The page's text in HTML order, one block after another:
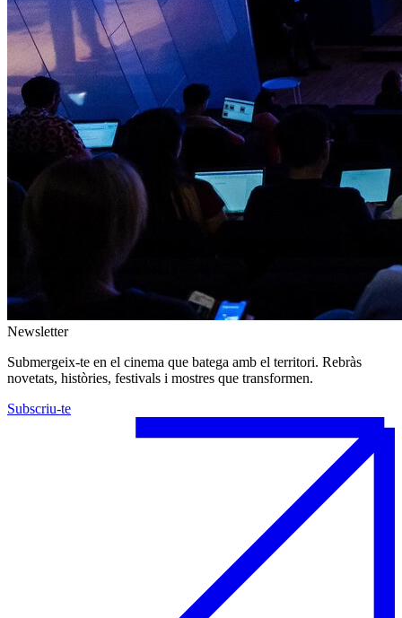
Newsletter
Submergeix-te en el cinema que batega amb el territori. Rebràs
novetats, històries, festivals i mostres que transformen.
Subscriu-te